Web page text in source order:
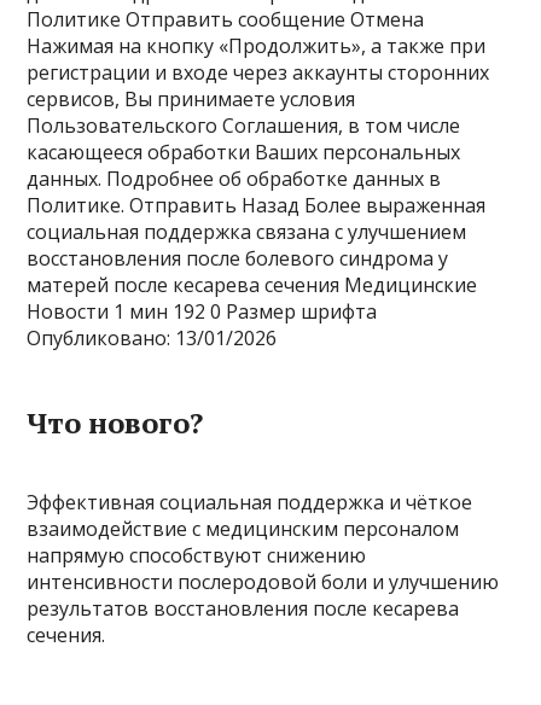
Политике Отправить сообщение Отмена
Нажимая на кнопку «Продолжить», а также при
регистрации и входе через аккаунты сторонних
сервисов, Вы принимаете условия
Пользовательского Соглашения, в том числе
касающееся обработки Ваших персональных
данных. Подробнее об обработке данных в
Политике. Отправить Назад Более выраженная
социальная поддержка связана с улучшением
восстановления после болевого синдрома у
матерей после кесарева сечения Медицинские
Новости 1 мин 1920 Размер шрифта
Опубликовано: 13/01/2026
Что нового?
Эффективная социальная поддержка и чёткое
взаимодействие с медицинским персоналом
напрямую способствуют снижению
интенсивности послеродовой боли и улучшению
результатов восстановления после кесарева
сечения.